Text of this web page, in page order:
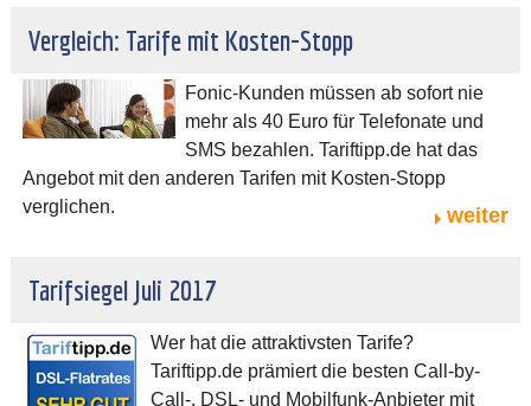
Vergleich: Tarife mit Kosten-Stopp
Fonic-Kunden müssen ab sofort nie
mehr als 40 Euro für Telefonate und
SMS bezahlen. Tariftipp.de hat das
Angebot mit den anderen Tarifen mit Kosten-Stopp
verglichen.
weiter
Tarifsiegel Juli 2017
Wer hat die attraktivsten Tarife?
Tariftipp.de prämiert die besten Call-by-
Call-, DSL- und Mobilfunk-Anbieter mit